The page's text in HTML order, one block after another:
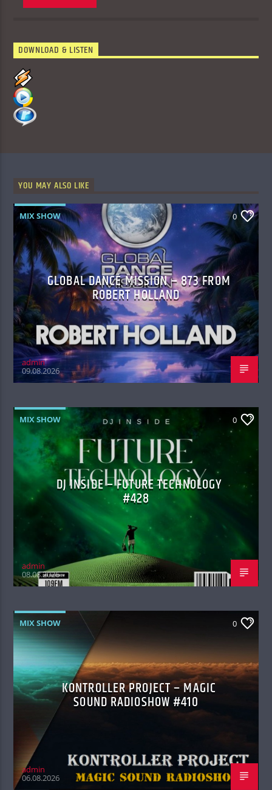
DOWNLOAD & LISTEN
YOU MAY ALSO LIKE
MIX SHOW 0
GLOBAL DANCE MISSION – 873 FROM
ROBERT HOLLAND
admin
09.08.2026
MIX SHOW 0
DJ INSIDE – FUTURE TECHNOLOGY
#428
admin
08.08.2026
MIX SHOW 0
KONTROLLER PROJECT – MAGIC
SOUND RADIOSHOW #410
admin
06.08.2026